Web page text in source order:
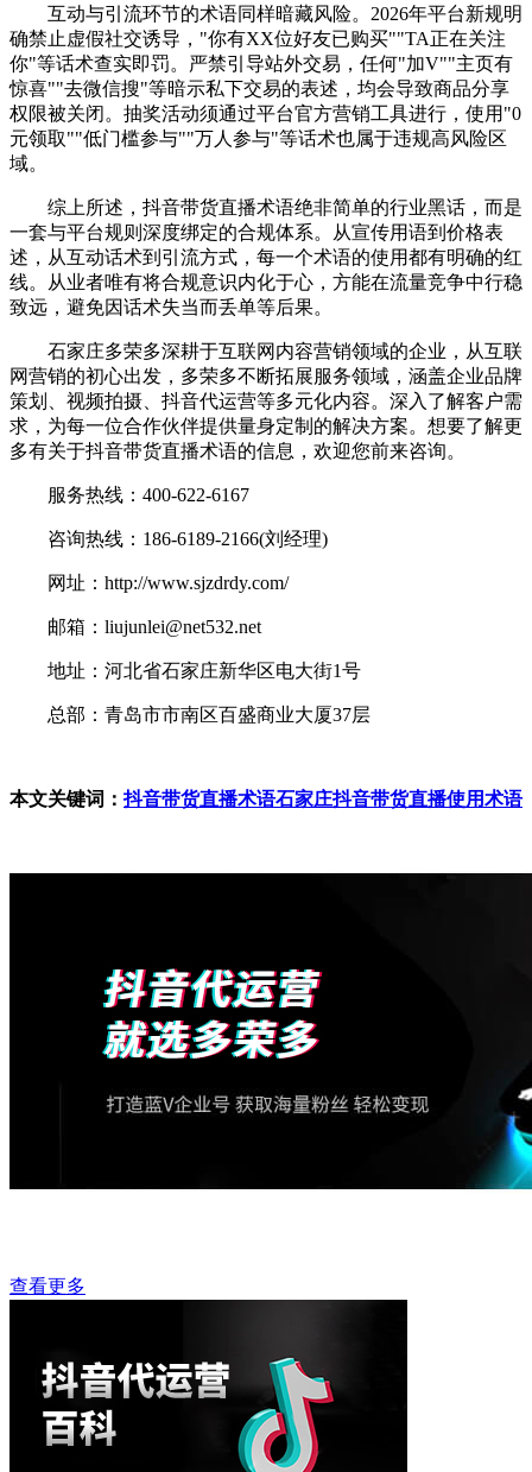
互动与引流环节的术语同样暗藏风险。2026年平台新规明
确禁止虚假社交诱导，"你有XX位好友已购买""TA正在关注
你"等话术查实即罚。严禁引导站外交易，任何"加V""主页有
惊喜""去微信搜"等暗示私下交易的表述，均会导致商品分享
权限被关闭。抽奖活动须通过平台官方营销工具进行，使用"0
元领取""低门槛参与""万人参与"等话术也属于违规高风险区
域。
综上所述，抖音带货直播术语绝非简单的行业黑话，而是
一套与平台规则深度绑定的合规体系。从宣传用语到价格表
述，从互动话术到引流方式，每一个术语的使用都有明确的红
线。从业者唯有将合规意识内化于心，方能在流量竞争中行稳
致远，避免因话术失当而丢单等后果。
石家庄多荣多深耕于互联网内容营销领域的企业，从互联
网营销的初心出发，多荣多不断拓展服务领域，涵盖企业品牌
策划、视频拍摄、抖音代运营等多元化内容。深入了解客户需
求，为每一位合作伙伴提供量身定制的解决方案。想要了解更
多有关于抖音带货直播术语的信息，欢迎您前来咨询。
服务热线：400-622-6167
咨询热线：186-6189-2166(刘经理)
网址：http://www.sjzdrdy.com/
邮箱：liujunlei@net532.net
地址：河北省石家庄新华区电大街1号
总部：青岛市市南区百盛商业大厦37层
本文关键词：抖音带货直播术语石家庄抖音带货直播使用术语
查看更多